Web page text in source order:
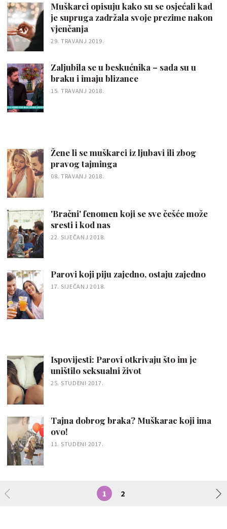
Muškarci opisuju kako su se osjećali kad
je supruga zadržala svoje prezime nakon
vjenčanja
29. TRAVANJ 2019.
Zaljubila se u beskućnika – sada su u
braku i imaju blizance
15. TRAVANJ 2018.
Žene li se muškarci iz ljubavi ili zbog
pravog tajminga
08. TRAVANJ 2018.
'Bračni' fenomen koji se sve češće može
sresti i kod nas
22. SIJEČANJ 2018.
Parovi koji piju zajedno, ostaju zajedno
17. SIJEČANJ 2018.
Ispovijesti: Parovi otkrivaju što im je
uništilo seksualni život
25. STUDENI 2017.
Tajna dobrog braka? Muškarac koji ima
ovo!
11. STUDENI 2017.
1 2